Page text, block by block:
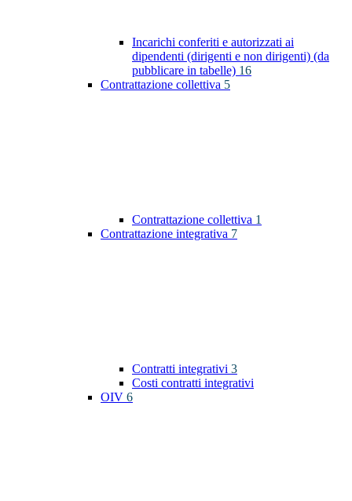
Incarichi conferiti e autorizzati ai
dipendenti (dirigenti e non dirigenti) (da
pubblicare in tabelle) 16
Contrattazione collettiva 5
Contrattazione collettiva 1
Contrattazione integrativa 7
Contratti integrativi 3
Costi contratti integrativi
OIV 6